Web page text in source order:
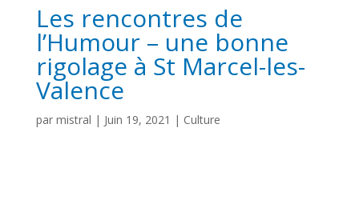
Les rencontres de
l’Humour – une bonne
rigolage à St Marcel-les-
Valence
par mistral | Juin 19, 2021 | Culture